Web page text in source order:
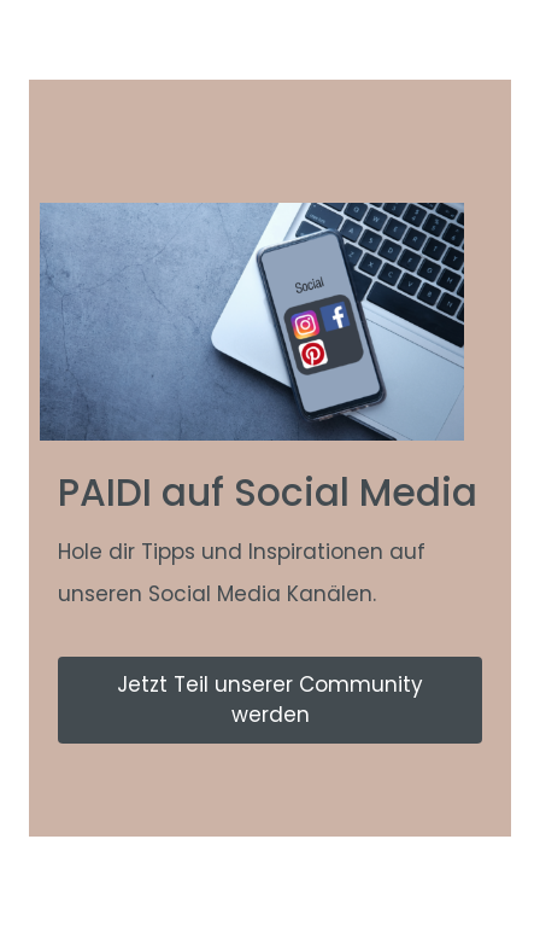
PAIDI auf Social Media
Hole dir Tipps und Inspirationen auf
unseren Social Media Kanälen.
Jetzt Teil unserer Community
werden